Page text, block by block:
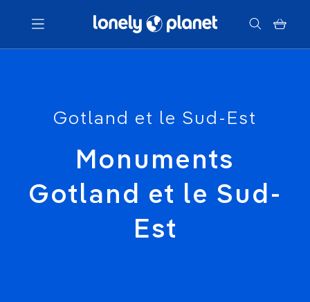
Menu
Votre recherche
Gotland et le Sud-Est
Monuments
Gotland et le Sud-
Est